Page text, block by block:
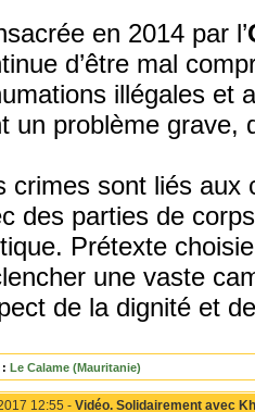
en 2014 par l’
d’être mal
illégales et
un problème grave,
crimes sont liés aux
des parties de
Prétexte
une vaste
de la dignité et
: Le Calame (Mauritanie)
12:55 - Vidéo. Solidairement avec